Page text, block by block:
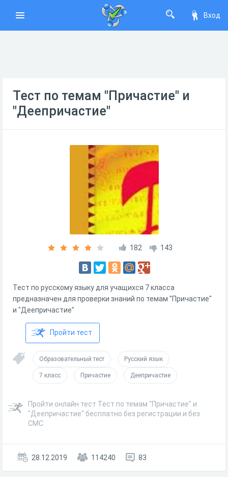
Вход
Тест по темам "Причастие" и
"Деепричастие"
182 143
Тест по русскому языку для учащихся 7 класса
предназначен для проверки знаний по темам "Причастие"
и "Деепричастие"
Пройти тест
Образовательный тест Русский язык
7 класс Причастие Деепричастие
Пройти онлайн тест Тест по темам "Причастие" и
"Деепричастие" бесплатно без регистрации и без
СМС
28.12.2019 114240 83